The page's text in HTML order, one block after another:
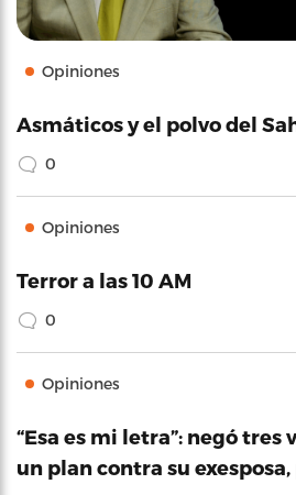
Opiniones
Asmáticos y el polvo del
0
Opiniones
Terror a las 10 AM
0
Opiniones
“Esa es mi letra”: negó tres
un plan contra su